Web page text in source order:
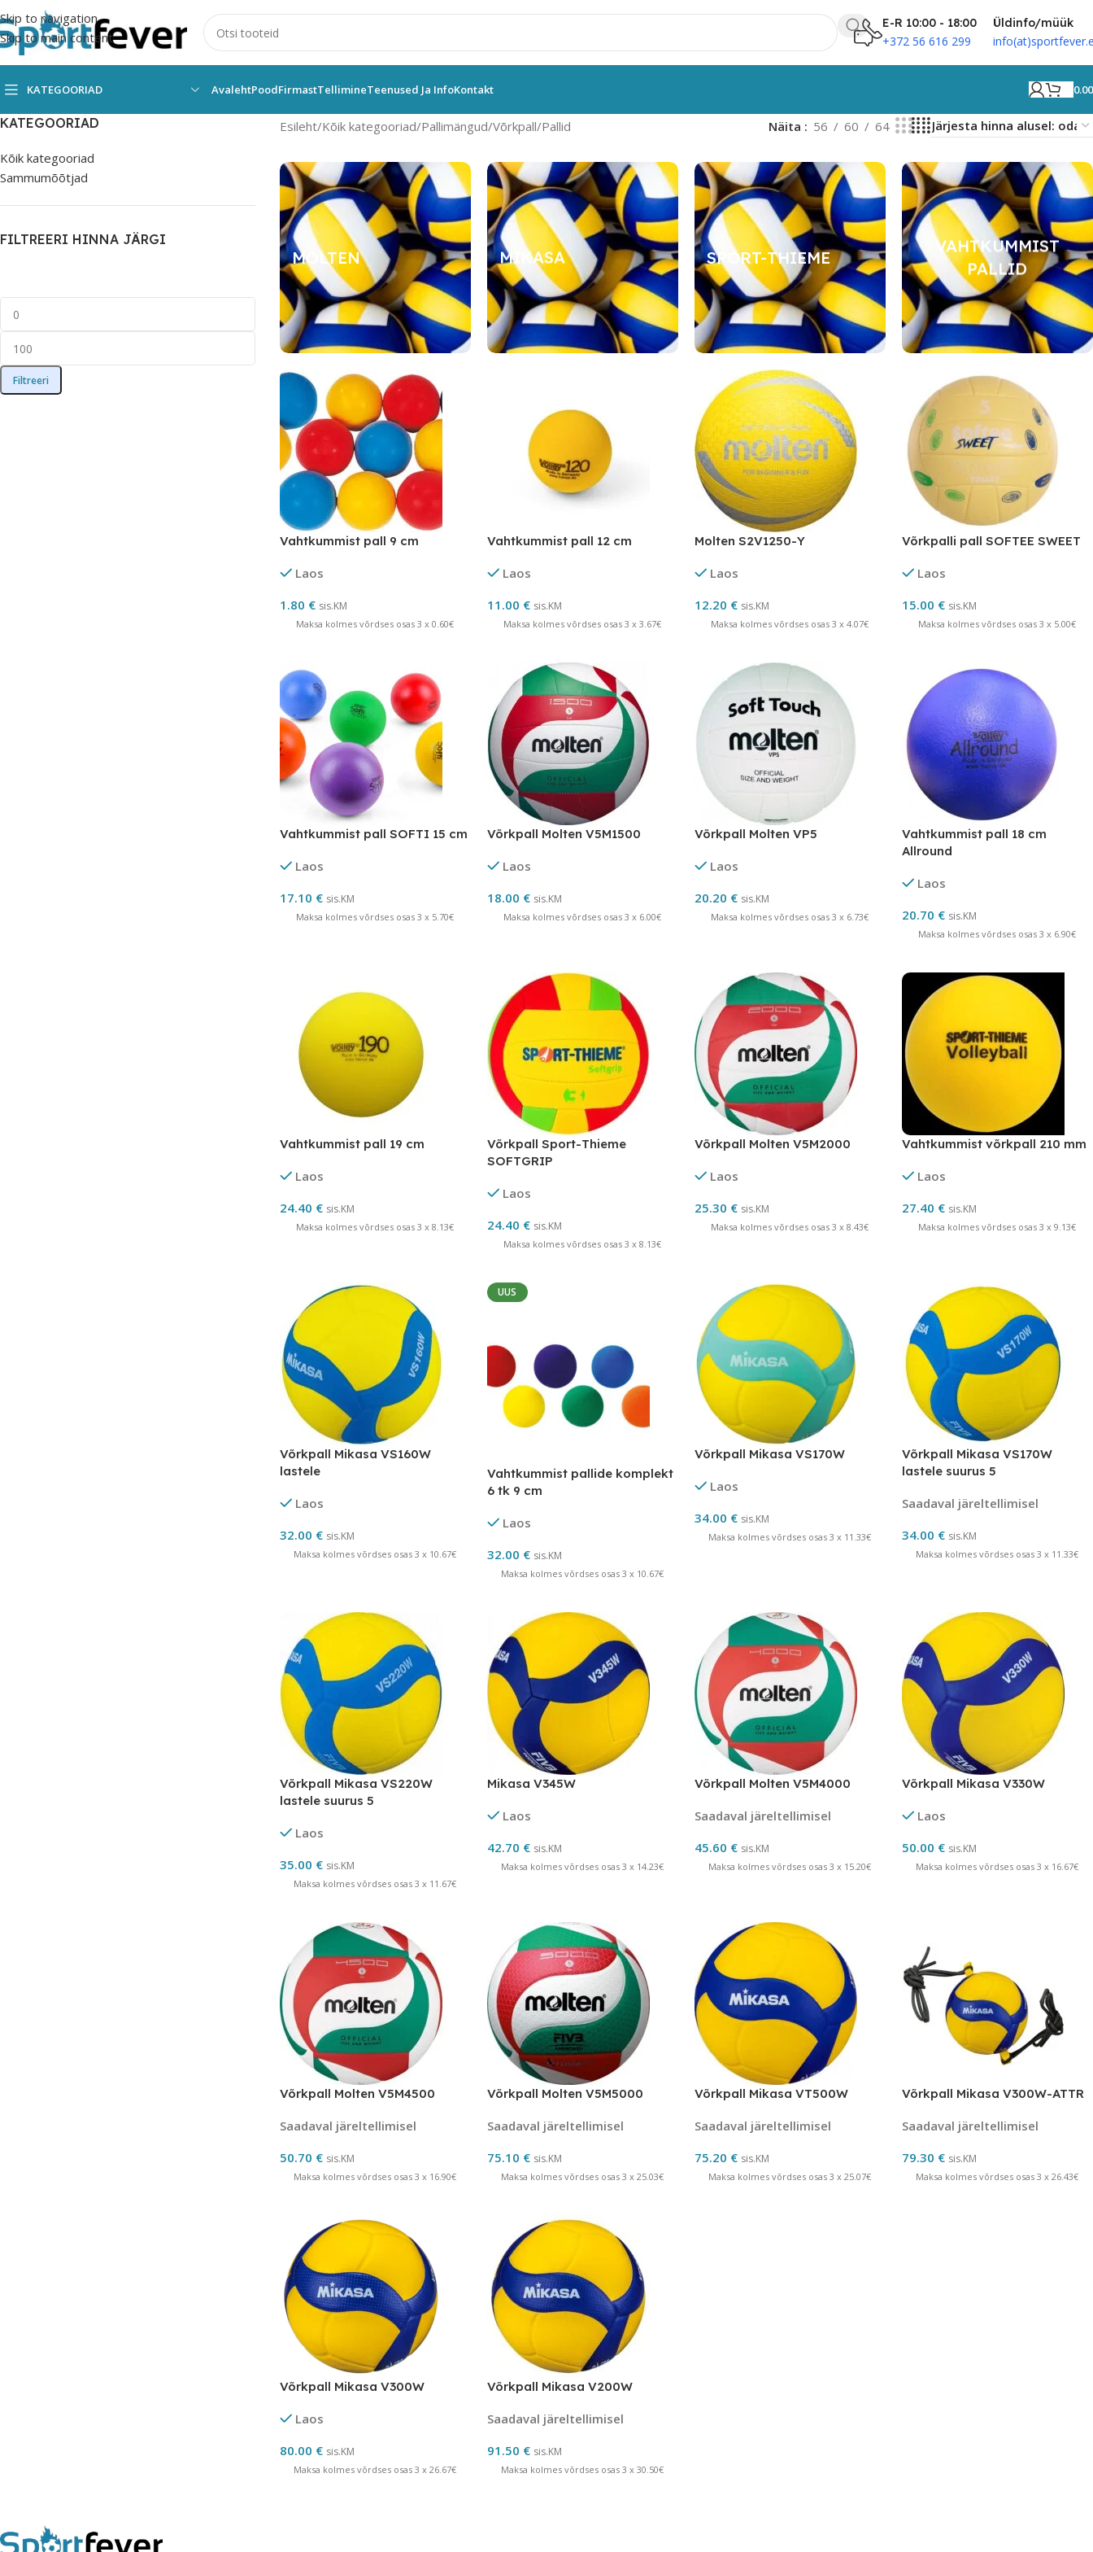
Skip to navigation
Skip to main content
E-R 10:00 - 18:00
+372 56 616 299
Üldinfo/müük
KATEGOORIAD AvalehtPoodFirmastTellimineTeenused Ja InfoKontakt
KATEGOORIAD
Kõik kategooriad
Sammumõõtjad
FILTREERI HINNA JÄRGI
Filtreeri
Esileht Kõik kategooriad Pallimängud Võrkpall Pallid Näita 56 60 64
MOLTEN MIKASA SPORT-THIEME
VAHTKUMMIST
PALLID
Vahtkummist pall 9 cm
Laos
1.80 € sis.KM
Maksa kolmes võrdses osas 3 x 0.60€
Vahtkummist pall 12 cm
Laos
11.00 € sis.KM
Maksa kolmes võrdses osas 3 x 3.67€
Molten S2V1250-Y
Laos
12.20 € sis.KM
Maksa kolmes võrdses osas 3 x 4.07€
Võrkpalli pall SOFTEE SWEET
Laos
15.00 € sis.KM
Maksa kolmes võrdses osas 3 x 5.00€
Vahtkummist pall SOFTI 15 cm
Laos
17.10 € sis.KM
Maksa kolmes võrdses osas 3 x 5.70€
Võrkpall Molten V5M1500
Laos
18.00 € sis.KM
Maksa kolmes võrdses osas 3 x 6.00€
Võrkpall Molten VP5
Laos
20.20 € sis.KM
Maksa kolmes võrdses osas 3 x 6.73€
Vahtkummist pall 18 cm
Allround
Laos
20.70 € sis.KM
Maksa kolmes võrdses osas 3 x 6.90€
Vahtkummist pall 19 cm
Laos
24.40 € sis.KM
Maksa kolmes võrdses osas 3 x 8.13€
Võrkpall Sport-Thieme
SOFTGRIP
Laos
24.40 € sis.KM
Maksa kolmes võrdses osas 3 x 8.13€
Võrkpall Molten V5M2000
Laos
25.30 € sis.KM
Maksa kolmes võrdses osas 3 x 8.43€
Vahtkummist võrkpall 210 mm
Laos
27.40 € sis.KM
Maksa kolmes võrdses osas 3 x 9.13€
Võrkpall Mikasa VS160W
lastele
Laos
32.00 € sis.KM
Maksa kolmes võrdses osas 3 x 10.67€
UUS
Vahtkummist pallide komplekt
6 tk 9 cm
Laos
32.00 € sis.KM
Maksa kolmes võrdses osas 3 x 10.67€
Võrkpall Mikasa VS170W
Laos
34.00 € sis.KM
Maksa kolmes võrdses osas 3 x 11.33€
Võrkpall Mikasa VS170W
lastele suurus 5
Saadaval järeltellimisel
34.00 € sis.KM
Maksa kolmes võrdses osas 3 x 11.33€
Võrkpall Mikasa VS220W
lastele suurus 5
Laos
35.00 € sis.KM
Maksa kolmes võrdses osas 3 x 11.67€
Mikasa V345W
Laos
42.70 € sis.KM
Maksa kolmes võrdses osas 3 x 14.23€
Võrkpall Molten V5M4000
Saadaval järeltellimisel
45.60 € sis.KM
Maksa kolmes võrdses osas 3 x 15.20€
Võrkpall Mikasa V330W
Laos
50.00 € sis.KM
Maksa kolmes võrdses osas 3 x 16.67€
Võrkpall Molten V5M4500
Saadaval järeltellimisel
50.70 € sis.KM
Maksa kolmes võrdses osas 3 x 16.90€
Võrkpall Molten V5M5000
Saadaval järeltellimisel
75.10 € sis.KM
Maksa kolmes võrdses osas 3 x 25.03€
Võrkpall Mikasa VT500W
Saadaval järeltellimisel
75.20 € sis.KM
Maksa kolmes võrdses osas 3 x 25.07€
Võrkpall Mikasa V300W-ATTR
Saadaval järeltellimisel
79.30 € sis.KM
Maksa kolmes võrdses osas 3 x 26.43€
Võrkpall Mikasa V300W
Laos
80.00 € sis.KM
Maksa kolmes võrdses osas 3 x 26.67€
Võrkpall Mikasa V200W
Saadaval järeltellimisel
91.50 € sis.KM
Maksa kolmes võrdses osas 3 x 30.50€